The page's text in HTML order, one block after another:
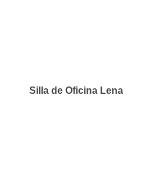
Silla de Oficina Lena